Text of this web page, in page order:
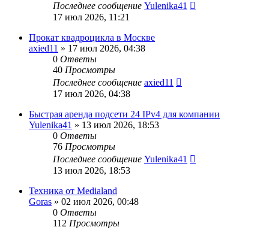
Последнее сообщение Yulenika41
17 июл 2026, 11:21
Прокат квадроцикла в Москве
axied11 » 17 июл 2026, 04:38
0 Ответы
40 Просмотры
Последнее сообщение axied11
17 июл 2026, 04:38
Быстрая аренда подсети 24 IPv4 для компании
Yulenika41 » 13 июл 2026, 18:53
0 Ответы
76 Просмотры
Последнее сообщение Yulenika41
13 июл 2026, 18:53
Техника от Medialand
Goras » 02 июл 2026, 00:48
0 Ответы
112 Просмотры